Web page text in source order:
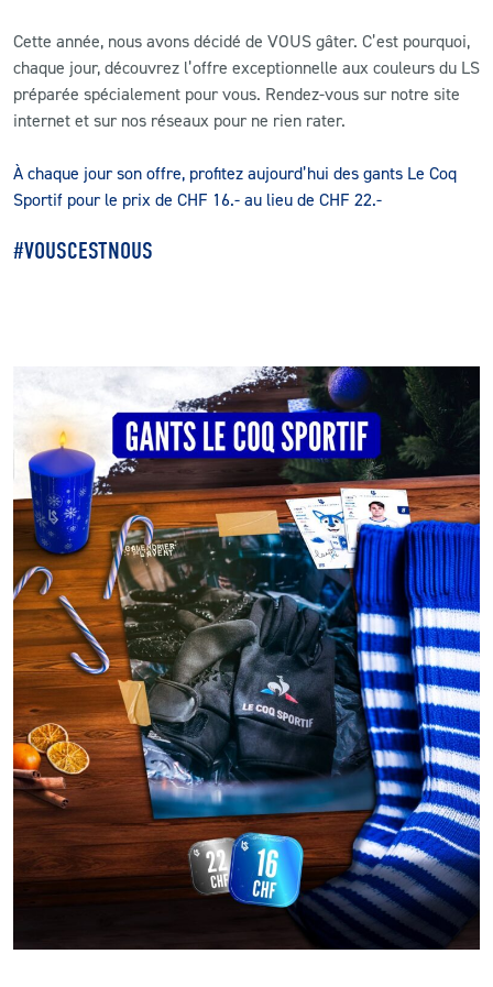
L’APP DU LS
LS ACADEMY CAMPS
MATCH DES CELEBRITES
PRESSE ET MEDIAS
Cette année, nous avons décidé de VOUS gâter. C’est pourquoi,
chaque jour, découvrez l’offre exceptionnelle aux couleurs du LS
préparée spécialement pour vous. Rendez-vous sur notre site
internet et sur nos réseaux pour ne rien rater.
À chaque jour son offre, profitez aujourd’hui des gants Le Coq
Sportif pour le prix de CHF 16.- au lieu de CHF 22.-
#VOUSCESTNOUS